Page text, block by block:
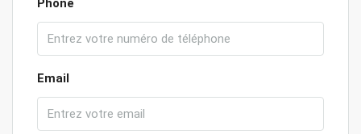
Phone
Email